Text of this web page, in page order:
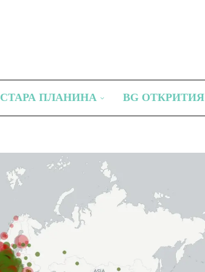
СТАРА ПЛАНИНА BG ОТКРИТИЯ